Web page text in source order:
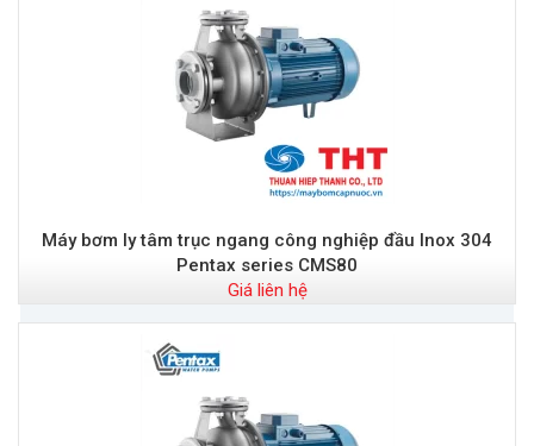
Máy bơm ly tâm trục ngang công nghiệp đầu Inox 304
Pentax series CMS80
Giá liên hệ